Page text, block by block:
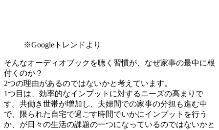
※Googleトレンドより
そんなオーディオブックを聴く習慣が、なぜ家事の最中に根
付くのか？
2つの理由があるのではないかと考えています。
1つ目は、効率的なインプットに対するニーズの高まりで
す。共働き世帯が増加し、夫婦間での家事の分担も進む中
で、限られた自宅で過ごす時間でいかにインプットを行う
か、が日々の生活の課題の一つになっているのではないかと